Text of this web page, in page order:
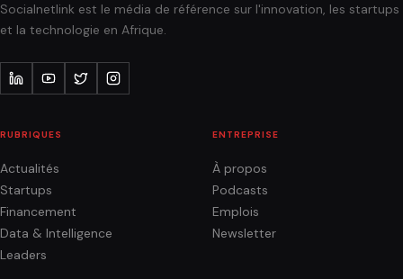
Socialnetlink est le média de référence sur l'innovation, les startups
et la technologie en Afrique.
RUBRIQUES
Actualités
Startups
Financement
Data & Intelligence
Leaders
ENTREPRISE
À propos
Podcasts
Emplois
Newsletter